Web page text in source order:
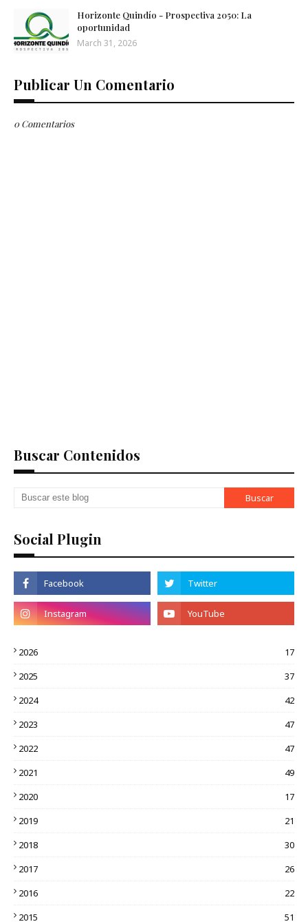
Horizonte Quindío - Prospectiva 2050: La
oportunidad
March 31, 2026
Publicar Un Comentario
0 Comentarios
Buscar Contenidos
Social Plugin
2026
17
2025
37
2024
42
2023
47
2022
47
2021
49
2020
17
2019
21
2018
30
2017
26
2016
22
2015
51